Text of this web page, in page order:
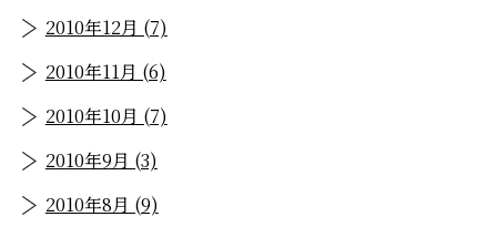
2010年12月 (7)
2010年11月 (6)
2010年10月 (7)
2010年9月 (3)
2010年8月 (9)